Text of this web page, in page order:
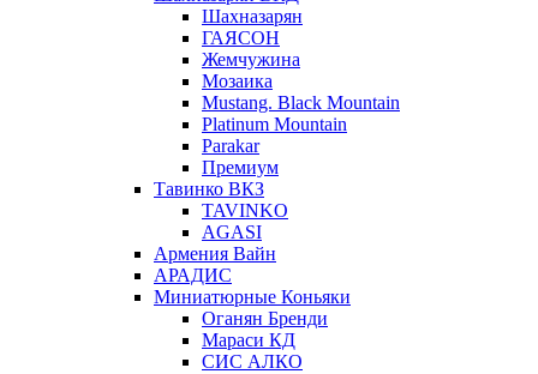
Шахназарян
ГАЯСОН
Жемчужина
Мозаика
Mustang. Black Mountain
Platinum Mountain
Parakar
Премиум
Тавинко ВКЗ
TAVINKO
AGASI
Армения Вайн
АРАДИС
Миниатюрные Коньяки
Оганян Бренди
Мараси КД
СИС АЛКО